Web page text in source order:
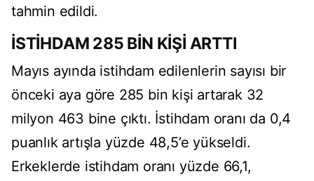
tahmin edildi.
İSTİHDAM 285 BİN KİŞİ ARTTI
Mayıs ayında istihdam edilenlerin sayısı bir
önceki aya göre 285 bin kişi artarak 32
milyon 463 bine çıktı. İstihdam oranı da 0,4
puanlık artışla yüzde 48,5’e yükseldi.
Erkeklerde istihdam oranı yüzde 66,1,